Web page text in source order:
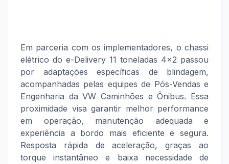
Em parceria com os implementadores, o chassi
elétrico do e-Delivery 11 toneladas 4x2 passou
por adaptações específicas de blindagem,
acompanhadas pelas equipes de Pós-Vendas e
Engenharia da VW Caminhões e Ônibus. Essa
proximidade visa garantir melhor performance
em operação, manutenção adequada e
experiência a bordo mais eficiente e segura.
Resposta rápida de aceleração, graças ao
torque instantâneo e baixa necessidade de